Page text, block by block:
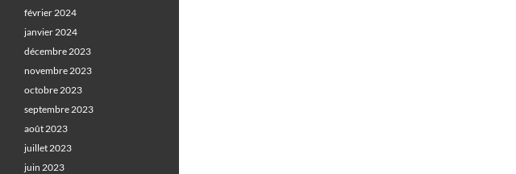
février 2024
janvier 2024
décembre 2023
novembre 2023
octobre 2023
septembre 2023
août 2023
juillet 2023
juin 2023